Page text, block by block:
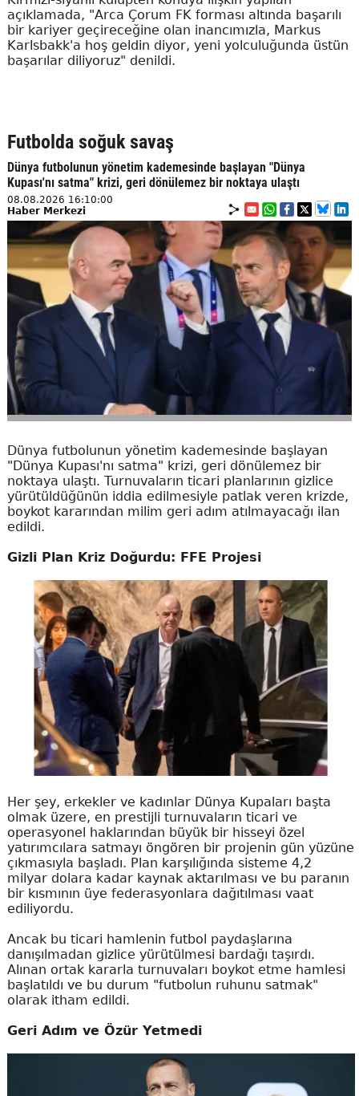
açıklamada, "Arca Çorum FK forması altında başarılı
bir kariyer geçireceğine olan inancımızla, Markus
Karlsbakk'a hoş geldin diyor, yeni yolculuğunda üstün
başarılar diliyoruz" denildi.
Futbolda soğuk savaş
Dünya futbolunun yönetim kademesinde başlayan "Dünya
Kupası'nı satma" krizi, geri dönülemez bir noktaya ulaştı
08.08.2026 16:10:00
Haber Merkezi
Dünya futbolunun yönetim kademesinde başlayan
"Dünya Kupası'nı satma" krizi, geri dönülemez bir
noktaya ulaştı. Turnuvaların ticari planlarının gizlice
yürütüldüğünün iddia edilmesiyle patlak veren krizde,
boykot kararından milim geri adım atılmayacağı ilan
edildi.
Gizli Plan Kriz Doğurdu: FFE Projesi
Her şey, erkekler ve kadınlar Dünya Kupaları başta
olmak üzere, en prestijli turnuvaların ticari ve
operasyonel haklarından büyük bir hisseyi özel
yatırımcılara satmayı öngören bir projenin gün yüzüne
çıkmasıyla başladı. Plan karşılığında sisteme 4,2
milyar dolara kadar kaynak aktarılması ve bu paranın
bir kısmının üye federasyonlara dağıtılması vaat
ediliyordu.
Ancak bu ticari hamlenin futbol paydaşlarına
danışılmadan gizlice yürütülmesi bardağı taşırdı.
Alınan ortak kararla turnuvaları boykot etme hamlesi
başlatıldı ve bu durum "futbolun ruhunu satmak"
olarak itham edildi.
Geri Adım ve Özür Yetmedi